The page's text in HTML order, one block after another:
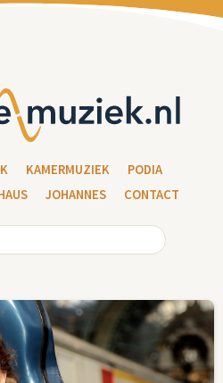
KAMERMUZIEK
PODIA
JOHANNES CONTACT